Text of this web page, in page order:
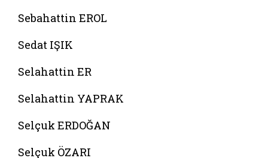
Sebahattin EROL
Sedat IŞIK
Selahattin ER
Selahattin YAPRAK
Selçuk ERDOĞAN
Selçuk ÖZARI